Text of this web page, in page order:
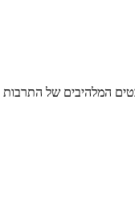
המלהיבים של התרבות